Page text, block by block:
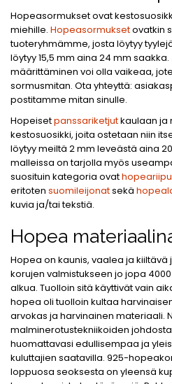
Hopeasormukset ovat
miehille. Hopeasormuksetovatkin
tuoteryhmämme, josta löytyy
löytyy 15,5 mm aina 24 mm
määrittäminen voi olla vaikeaa,
sormusmitan. Ota yhteyttä:
postitamme mitan sinulle.
Hopeisetpanssariketjutkaulaan ja
kestosuosikki, joita ostetaan niin
löytyy meiltä 2 mm leveästä aina
malleissa on tarjolla myös
suosituin kategoria ovat
eritoten suomileijonatsekä
kuvia ja/tai tekstiä.
Hopea
Hopea on kaunis, vaalea ja
korujen valmistukseen jo jopa
alkua. Tuolloin sitä käyttivät vain
hopea oli tuolloin kultaa
arvokas ja harvinainen materiaali.
malminerotustekniikoiden
huomattavasi edullisempaa ja
kuluttajien saatavilla. 925-
loppuosa seoksesta on yleensä